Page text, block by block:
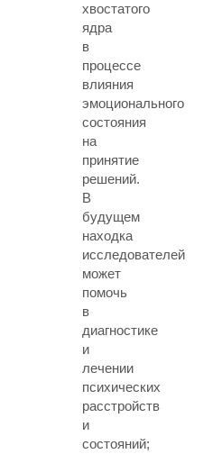
хвостатого
ядра
в
процессе
влияния
эмоционального
состояния
на
принятие
решений.
В
будущем
находка
исследователей
может
помочь
в
диагностике
и
лечении
психических
расстройств
и
состояний;